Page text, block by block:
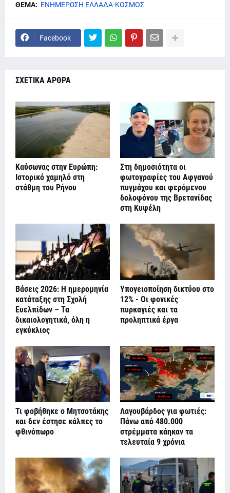
ΘΕΜΑ: ΕΝΗΜΕΡΩΣΗ ΕΛΛΑΔΑ-ΚΟΣΜΟΣ
Facebook
ΣΧΕΤΙΚΑ ΑΡΘΡΑ
Καύσωνας στην Ευρώπη:
Ιστορικό χαμηλό στη
στάθμη του Ρήνου
Στη δημοσιότητα οι
φωτογραφίες του Αφγανού
πυγμάχου και φερόμενου
δολοφόνου της Βρετανίδας
στη Κυψέλη
Βάσεις 2026: Η ημερομηνία
κατάταξης στη Σχολή
Ευελπίδων – Τα
δικαιολογητικά, όλη η
εγκύκλιος
Υπογειοποίηση δικτύου στο
12% - Οι φονικές
πυρκαγιές και τα
προληπτικά έργα
Τι φοβήθηκε ο Μητσοτάκης
και δεν έστησε κάλπες το
φθινόπωρο
Λαγουβάρδος για φωτιές:
Πάνω από 480.000
στρέμματα κάηκαν τα
τελευταία 9 χρόνια